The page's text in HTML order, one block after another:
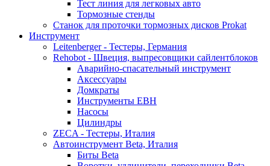
Тест линия для легковых авто
Тормозные стенды
Станок для проточки тормозных дисков Prokat
Инструмент
Leitenberger - Тестеры, Германия
Rehobot - Швеция, выпресовщики сайлентблоков
Аварийно-спасательный инструмент
Аксессуары
Домкраты
Инструменты EBH
Насосы
Цилиндры
ZECA - Тестеры, Италия
Автоинструмент Beta, Италия
Биты Beta